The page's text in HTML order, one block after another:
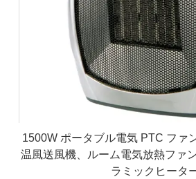
1500W ポータブル電気 PTC ファ
温風送風機、ルーム電気放熱ファ
ラミックヒータ